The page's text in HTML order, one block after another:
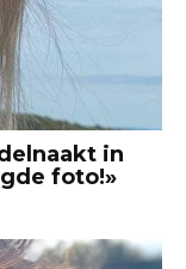
in
foto!»